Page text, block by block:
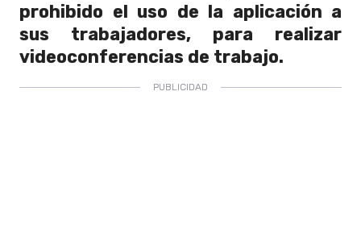
prohibido el uso de la aplicación a
sus trabajadores, para realizar
videoconferencias de trabajo.